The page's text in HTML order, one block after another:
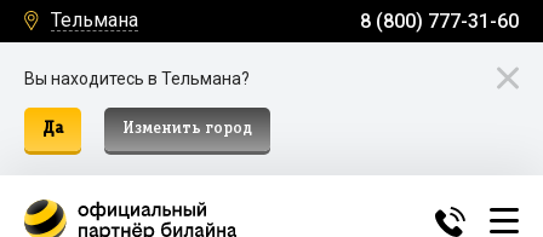
Тельмана 8 (800) 777-31-60
Вы находитесь в Тельмана?
Да Изменить город